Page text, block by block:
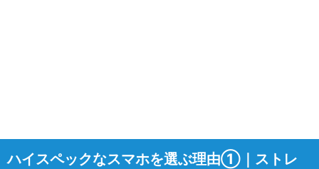
ハイスペックなスマホを選ぶ理由①｜ストレ